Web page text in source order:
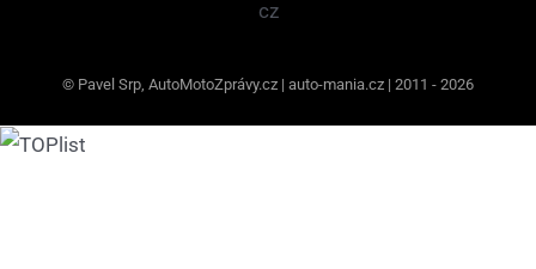
© Pavel Srp, AutoMotoZprávy.cz | auto-mania.cz | 2011 - 2026